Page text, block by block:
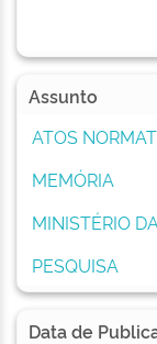
Assunto
ATOS
MEMÓRIA
MINISTÉRIO
PESQUISA
Data de